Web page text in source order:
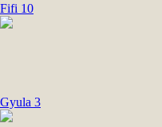
Fifi 10
Gyula 3